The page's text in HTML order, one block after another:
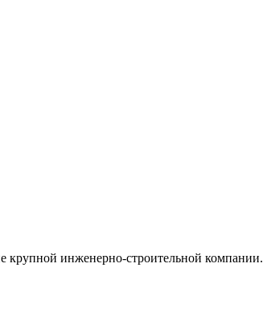
крупной инженерно-строительной компании.